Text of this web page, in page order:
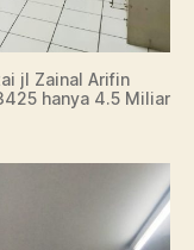
jl Zainal Arifin
hanya 4.5 Miliar